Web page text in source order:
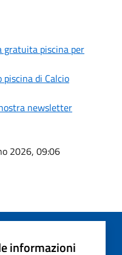
gratuita piscina per
di Calcio
newsletter
2026, 09:06
informazioni